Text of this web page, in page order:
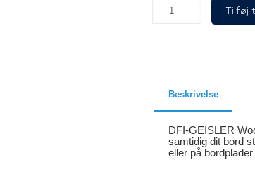
antal
Tilføj
Beskrivelse
DFI-GEISLER
samtidig dit bord
eller på